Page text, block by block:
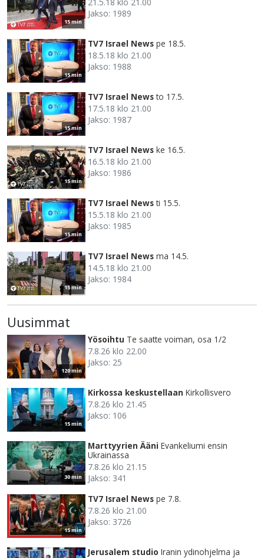
15 min
21.5.18 klo 21.00
Jakso: 1989
15 min
TV7 Israel News pe 18.5.
18.5.18 klo 21.00
Jakso: 1988
15 min
TV7 Israel News to 17.5.
17.5.18 klo 21.00
Jakso: 1987
15 min
TV7 Israel News ke 16.5.
16.5.18 klo 21.00
Jakso: 1986
15 min
TV7 Israel News ti 15.5.
15.5.18 klo 21.00
Jakso: 1985
15 min
TV7 Israel News ma 14.5.
14.5.18 klo 21.00
Jakso: 1984
Uusimmat
120 min
Yösoihtu Te saatte voiman, osa 1/2
7.8.26 klo 22.00
Jakso: 25
15 min
Kirkossa keskustellaan Kirkollisvero
7.8.26 klo 21.45
Jakso: 106
30 min
Marttyyrien Ääni Evankeliumi ensin
Ukrainassa
7.8.26 klo 21.15
Jakso: 341
15 min
TV7 Israel News pe 7.8.
7.8.26 klo 21.00
Jakso: 3726
Jerusalem studio Iranin ydinohjelma ja